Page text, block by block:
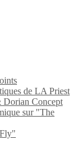
de LA Priest
Dorian Concept
sur "The